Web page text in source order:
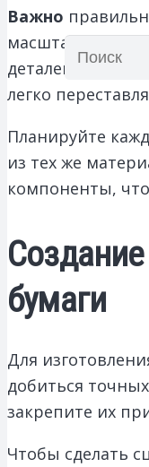
Важно
масштаб. Чтобы
деталей с
легко
Планируйте
из тех же
компоненты,
бумаги
Для
добиться
закрепите их
Чтобы сделать